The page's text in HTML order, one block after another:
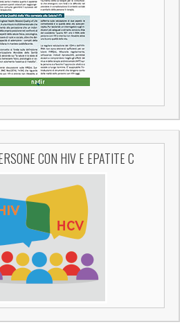
CON HIV E EPATITE C